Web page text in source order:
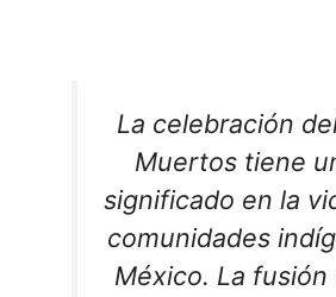
La celebración
Muertos tiene
significado en la
comunidades
México. La